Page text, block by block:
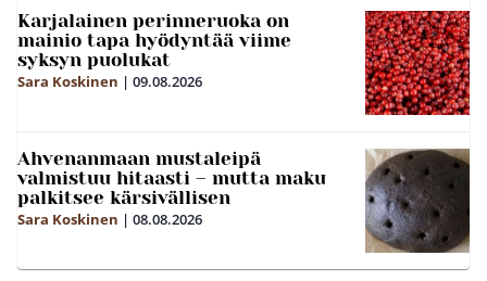
Karjalainen perinneruoka on
mainio tapa hyödyntää viime
syksyn puolukat
Sara Koskinen | 09.08.2026
Ahvenanmaan mustaleipä
valmistuu hitaasti – mutta maku
palkitsee kärsivällisen
Sara Koskinen | 08.08.2026